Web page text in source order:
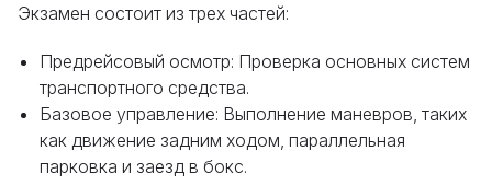
Экзамен состоит из трех частей:
Предрейсовый осмотр: Проверка основных систем
транспортного средства.
Базовое управление: Выполнение маневров, таких
как движение задним ходом, параллельная
парковка и заезд в бокс.